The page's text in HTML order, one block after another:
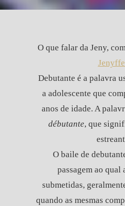
O que falar da Jeny,
Debutante é a palavra
a adolescente que
anos de idade. A
débutante, que
O baile de
passagem ao qual
submetidas,
quando as mesmas